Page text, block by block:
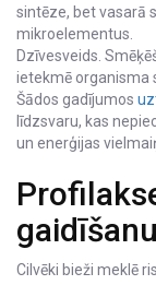
sintēze, bet vasarā
mikroelementus.
Dzīvesveids.
ietekmē organisma
Šādos gadījumos
līdzsvaru, kas
un enerģijas
gaidīšanu
Cilvēki bieži meklē